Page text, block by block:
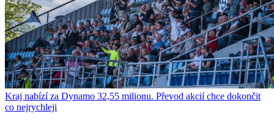
Kraj nabízí za Dynamo 32,55 milionu. Převod akcií chce dokončit
co nejrychleji